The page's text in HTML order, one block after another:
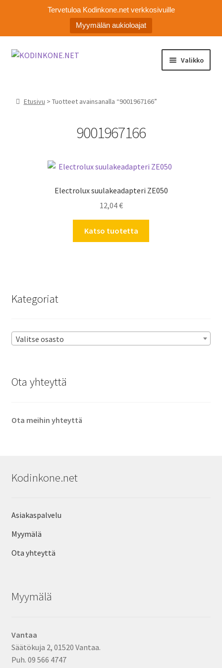
Tervetuloa Kodinkone.net verkkosivuille
Myymälän aukioloajat
Siirry
Siirry
Valikko
Asiakaspalvelu
Etusivu > Tuotteet avainsanalla “9001967166”
9001967166
Electrolux suulakeadapteri ZE050
12,04€
Katso tuotetta
Kategoriat
Valitse osasto
Ota yhteyttä
Ota meihin yhteyttä
Kodinkone.net
Asiakaspalvelu
Myymälä
Ota yhteyttä
Myymälä
Vantaa
Säätökuja 2, 01520 Vantaa.
Puh. 09 566 4747